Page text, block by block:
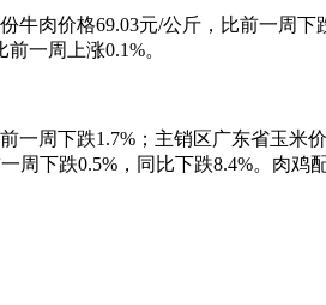
牛肉价格69.03元/公斤，比前一周下
一周上涨0.1%。
一周下跌1.7%；主销区广东省玉米
周下跌0.5%，同比下跌8.4%。肉鸡